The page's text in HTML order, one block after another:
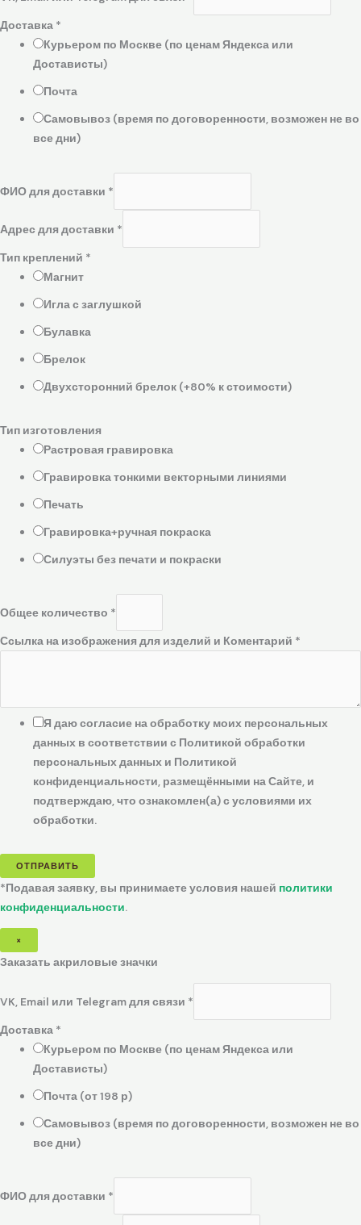
Доставка *
Курьером по Москве (по ценам Яндекса или
Достависты)
Почта
Самовывоз (время по договоренности, возможен не во
все дни)
ФИО для доставки *
Адрес для доставки *
Тип креплений *
Магнит
Игла с заглушкой
Булавка
Брелок
Двухсторонний брелок (+80% к стоимости)
Тип изготовления
Растровая гравировка
Гравировка тонкими векторными линиями
Печать
Гравировка+ручная покраска
Силуэты без печати и покраски
Общее количество *
Ссылка на изображения для изделий и Коментарий *
Я даю согласие на обработку моих персональных
данных в соответствии с Политикой обработки
персональных данных и Политикой
конфиденциальности, размещёнными на Сайте, и
подтверждаю, что ознакомлен(а) с условиями их
обработки.
ОТПРАВИТЬ
*Подавая заявку, вы принимаете условия нашей политики
конфиденциальности.
×
Заказать акриловые значки
VK, Email или Telegram для связи *
Доставка *
Курьером по Москве (по ценам Яндекса или
Достависты)
Почта (от 198 р)
Самовывоз (время по договоренности, возможен не во
все дни)
ФИО для доставки *